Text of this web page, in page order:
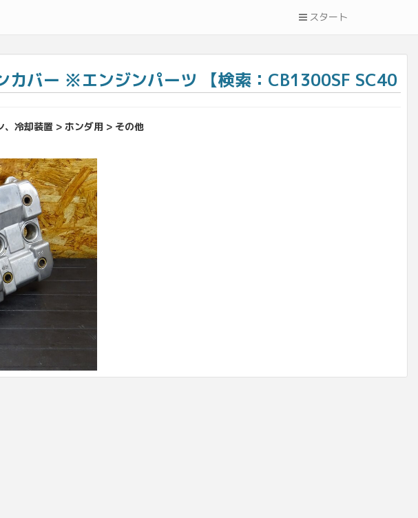
スタート
バー ※エンジンパーツ 【検索：CB1300SF SC40
冷却装置 > ホンダ用 > その他